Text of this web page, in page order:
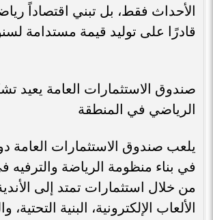
الأحداث فقط، بل تبني اقتصاداً
قادرًا على توليد قيمة مستدامة
صندوق الاستثمارات العامة يعيد
الرياضي في المنطقة
يلعب صندوق الاستثمارات العامة
في بناء منظومة الرياضة والترفيه
من خلال استثمارات تمتد إلى
الألعاب الإلكترونية، البنية التحتية،